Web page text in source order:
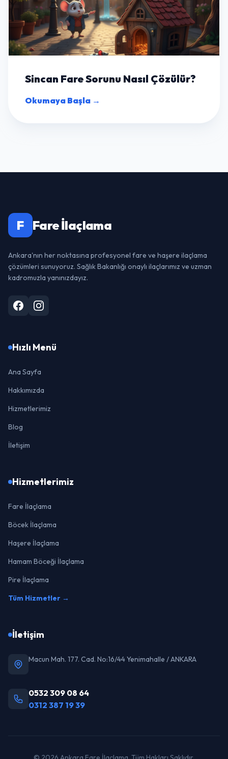
Sincan Fare Sorunu Nasıl Çözülür?
Okumaya Başla →
F Fare İlaçlama
Ankara'nın her noktasına profesyonel fare ve haşere ilaçlama
çözümleri sunuyoruz. Sağlık Bakanlığı onaylı ilaçlarımız ve uzman
kadromuzla yanınızdayız.
Hızlı Menü
Ana Sayfa
Hakkımızda
Hizmetlerimiz
Blog
İletişim
Hizmetlerimiz
Fare İlaçlama
Böcek İlaçlama
Haşere İlaçlama
Hamam Böceği İlaçlama
Pire İlaçlama
Tüm Hizmetler →
İletişim
Macun Mah. 177. Cad. No:16/44 Yenimahalle / ANKARA
0532 309 08 64
0312 387 19 39